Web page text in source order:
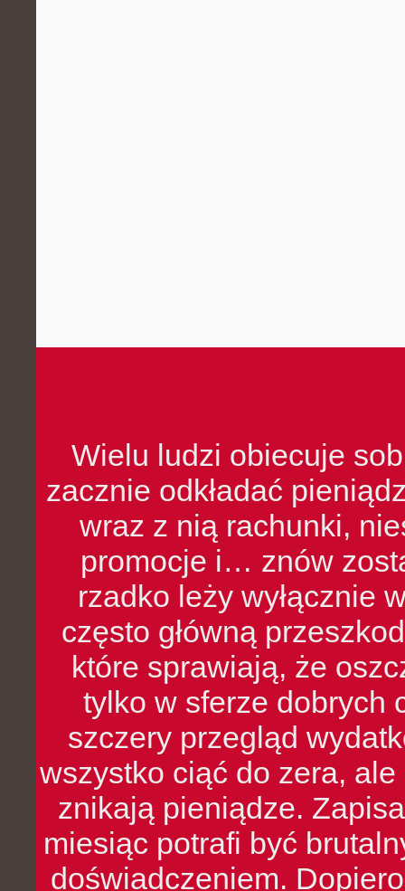
Wielu ludzi obiecuje
zacznie odkładać
wraz z nią rachunki,
promocje i… znów
rzadko leży wyłącznie
często główną
które sprawiają, że
tylko w sferze dobrych
szczery przegląd
wszystko ciąć do zera,
znikają pieniądze.
miesiąc potrafi być
doświadczeniem.